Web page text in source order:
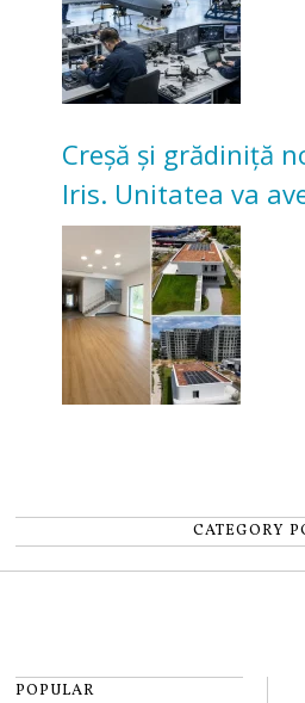
Creșă și grădiniță
Iris. Unitatea va
pentru copii
CATEGORY
POPULAR